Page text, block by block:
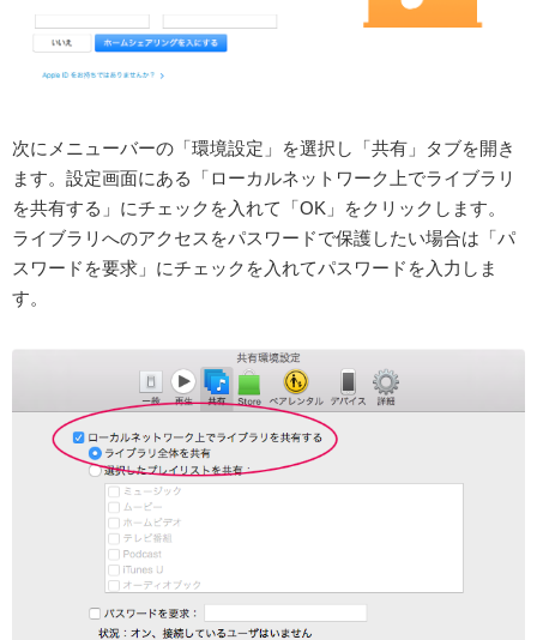
次にメニューバーの「環境設定」を選択し「共有」タブを開き
ます。設定画面にある「ローカルネットワーク上でライブラリ
を共有する」にチェックを入れて「OK」をクリックします。
ライブラリへのアクセスをパスワードで保護したい場合は「パ
スワードを要求」にチェックを入れてパスワードを入力しま
す。